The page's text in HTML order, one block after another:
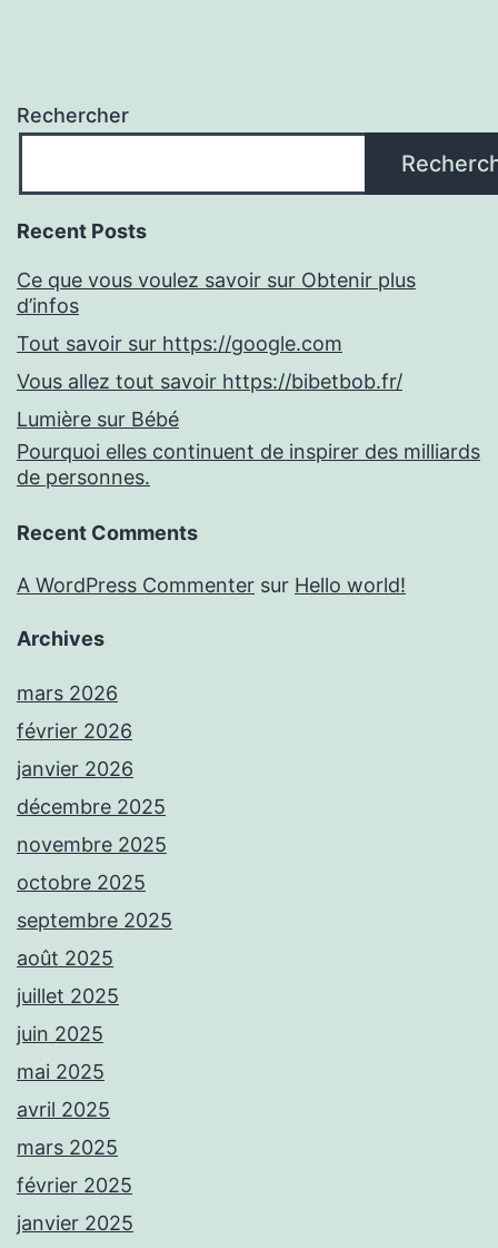
Rechercher
Recent Posts
Ce que vous voulez savoir sur Obtenir plus
d’infos
Tout savoir sur https://google.com
Vous allez tout savoir https://bibetbob.fr/
Lumière sur Bébé
Pourquoi elles continuent de inspirer des milliards
de personnes.
Recent Comments
A WordPress Commenter sur Hello world!
Archives
mars 2026
février 2026
janvier 2026
décembre 2025
novembre 2025
octobre 2025
septembre 2025
août 2025
juillet 2025
juin 2025
mai 2025
avril 2025
mars 2025
février 2025
janvier 2025